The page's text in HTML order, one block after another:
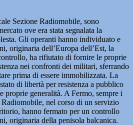
Sezione Radiomobile, sono
ove era stata segnalata la
Gli operanti hanno individuato e
originaria dell’Europa dell’Est, la
ha rifiutato di fornire le proprie
nei confronti dei militari, sferrando
prima di essere immobilizzata. La
di libertà per resistenza a pubblico
generalità. A Fermo, sempre i
nel corso di un servizio
hanno fermato per un controllo
originaria della penisola balcanica.